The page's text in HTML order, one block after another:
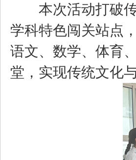
本次活动打破传
学科特色闯关站点
语文、数学、体育
堂，实现传统文化